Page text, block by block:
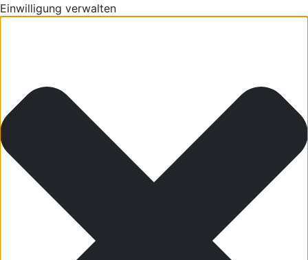
Einwilligung verwalten